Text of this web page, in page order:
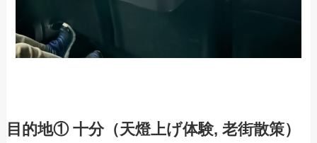
目的地① 十分（天燈上げ体験, 老街散策）